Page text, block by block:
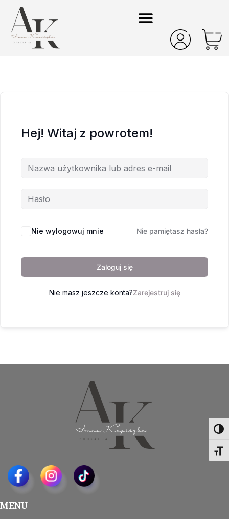
Hej! Witaj z powrotem!
Nie wylogowuj mnie Nie pamiętasz hasła?
Zaloguj się
Nie masz jeszcze konta?Zarejestruj się
MENU